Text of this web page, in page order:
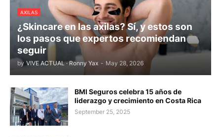
AXILAS
¿Skincare en las axilas? Sí, y estos son
los pasos que expertos recomiendan
seguir
by VIVE ACTUAL · Ronny Yax - May 28, 2026
BMI Seguros celebra 15 años de
liderazgo y crecimiento en Costa Rica
September 25, 2025